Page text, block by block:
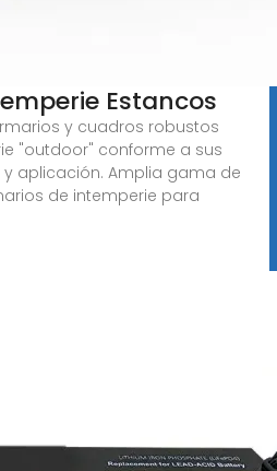
Estancos
y cuadros robustos
"outdoor" conforme a sus
aplicación. Amplia gama de
de intemperie para